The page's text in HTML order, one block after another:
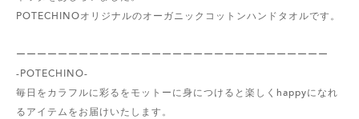
POTECHINOオリジナルのオーガニックコットンハンドタオルです。
ーーーーーーーーーーーーーーーーーーーーーーーーーーーーーー
-POTECHINO-
毎日をカラフルに彩るをモットーに身につけると楽しくhappyになれ
るアイテムをお届けいたします。